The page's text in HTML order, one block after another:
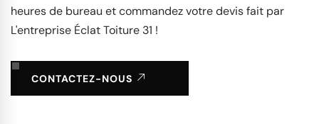
heures de bureau et commandez votre devis fait par
L'entreprise Éclat Toiture 31 !
CONTACTEZ-NOUS